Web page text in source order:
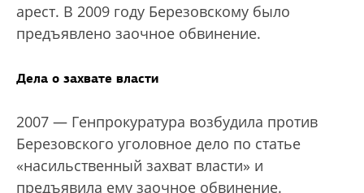
арест. В 2009 году Березовскому было
предъявлено заочное обвинение.
Дела о захвате власти
2007 — Генпрокуратура возбудила против
Березовского уголовное дело по статье
«насильственный захват власти» и
предъявила ему заочное обвинение.